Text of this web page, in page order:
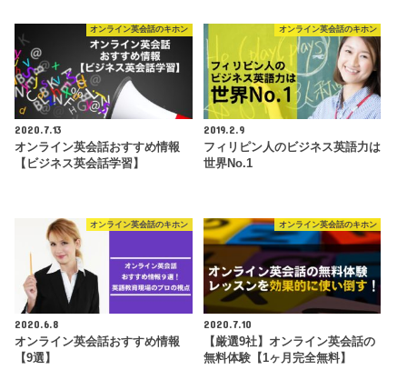
オンライン英会話のキホン
2020.7.13
オンライン英会話おすすめ情報
【ビジネス英会話学習】
オンライン英会話のキホン
2019.2.9
フィリピン人のビジネス英語力は
世界No.1
オンライン英会話のキホン
2020.6.8
オンライン英会話おすすめ情報
【9選】
オンライン英会話のキホン
2020.7.10
【厳選9社】オンライン英会話の
無料体験【1ヶ月完全無料】